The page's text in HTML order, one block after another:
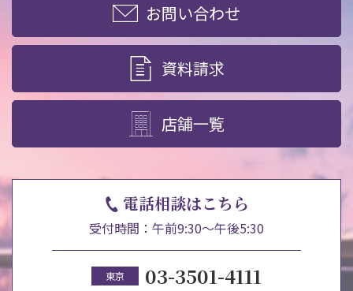
お問い合わせ
資料請求
店舗一覧
電話相談はこちら
受付時間：午前9:30～午後5:30
東京 03-3501-4111